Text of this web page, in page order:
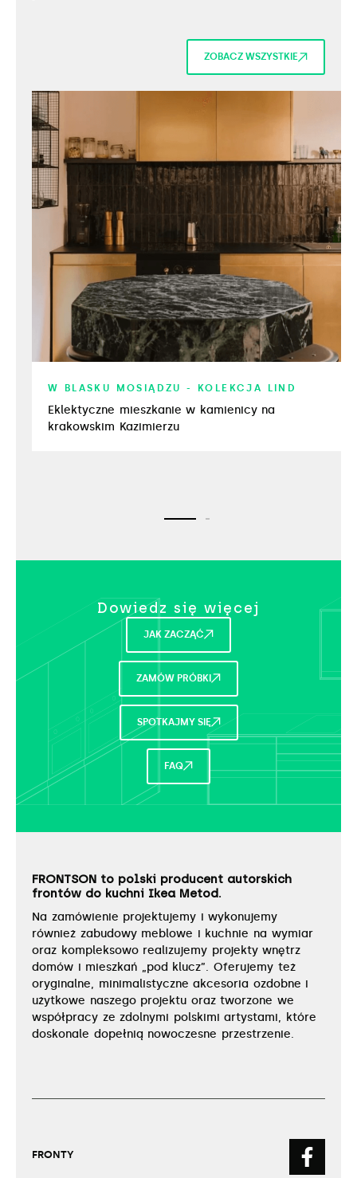
ZOBACZ WSZYSTKIE
W BLASKU MOSIĄDZU - KOLEKCJA LIND
Eklektyczne mieszkanie w kamienicy na
krakowskim Kazimierzu
Dowiedz się więcej​
JAK ZACZĄĆ
ZAMÓW PRÓBKI
SPOTKAJMY SIĘ
FAQ
FRONTSON to polski producent autorskich
frontów do kuchni Ikea Metod.
Na zamówienie projektujemy i wykonujemy
również zabudowy meblowe i kuchnie na wymiar
oraz kompleksowo realizujemy projekty wnętrz
domów i mieszkań „pod klucz”. Oferujemy też
oryginalne, minimalistyczne akcesoria ozdobne i
użytkowe naszego projektu oraz tworzone we
współpracy ze zdolnymi polskimi artystami, które
doskonale dopełnią nowoczesne przestrzenie.
FRONTY